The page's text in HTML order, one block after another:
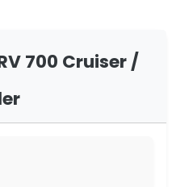
700 Cruiser /